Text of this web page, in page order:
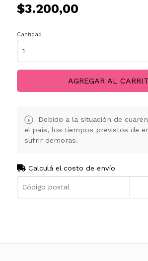
$3.200,00
Cantidad
AGREGAR AL
Debido a la situación de
el país, los tiempos previstos de
sufrir demoras.
Calculá el costo de envío